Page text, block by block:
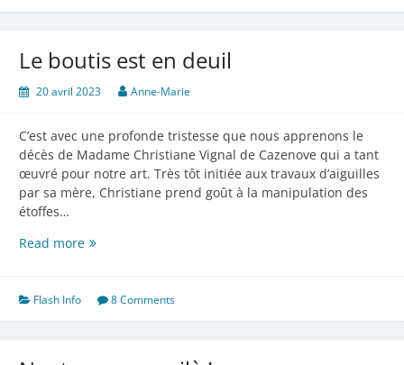
Le boutis est en deuil
20 avril 2023 Anne-Marie
C’est avec une profonde tristesse que nous apprenons le
décès de Madame Christiane Vignal de Cazenove qui a tant
œuvré pour notre art. Très tôt initiée aux travaux d’aiguilles
par sa mère, Christiane prend goût à la manipulation des
étoffes…
Read moreLe
en
deuil
Flash Info 8 Comments